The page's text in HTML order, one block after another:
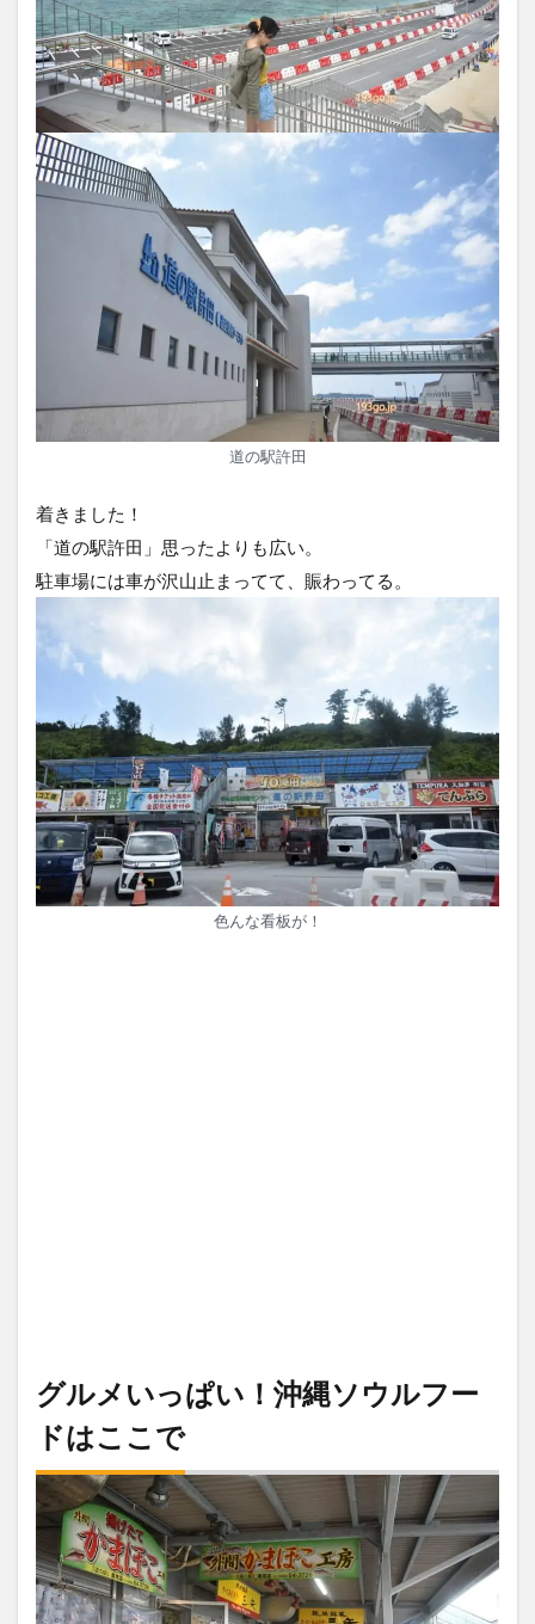
道の駅許田
着きました！
「道の駅許田」思ったよりも広い。
駐車場には車が沢山止まってて、賑わってる。
色んな看板が！
グルメいっぱい！沖縄ソウルフー
ドはここで